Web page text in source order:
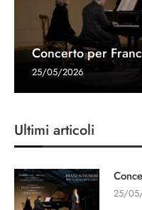
Concerto per
25/05/2026
Ultimi articoli
25/